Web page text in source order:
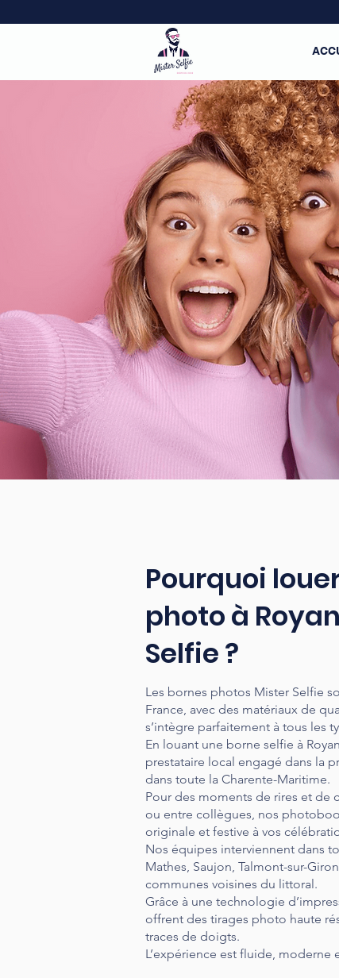
Pourquoi
photo à
Selfie ?
Les bornes photos Mister Selfie
France, avec des matériaux de
s’intègre parfaitement à tous les
En louant une borne selfie à
prestataire local engagé dans la
dans toute la Charente-Maritime.
Pour des moments de rires et de
ou entre collègues, nos
originale et festive à vos
Nos équipes interviennent dans
Mathes, Saujon, Talmont-sur-
communes voisines du littoral.
Grâce à une technologie
offrent des tirages photo haute
traces de doigts.
L’expérience est fluide, moderne